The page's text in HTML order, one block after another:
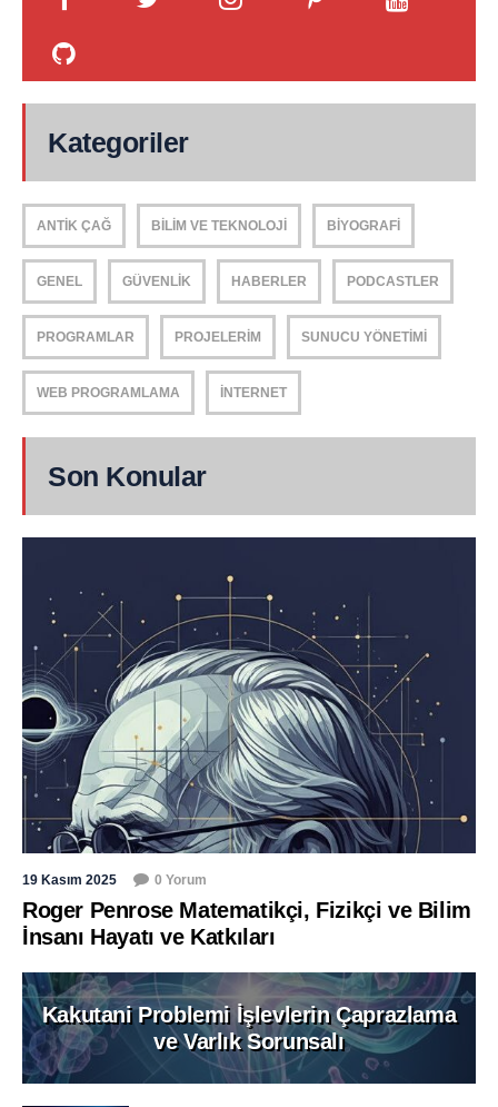
Kategoriler
ANTIK ÇAĞ BILIM VE TEKNOLOJI BIYOGRAFI
GENEL GÜVENLIK HABERLER PODCASTLER
PROGRAMLAR PROJELERIM SUNUCU YÖNETIMI
WEB PROGRAMLAMA İNTERNET
Son Konular
19 Kasım 2025 0 Yorum
Roger Penrose Matematikçi, Fizikçi ve Bilim
İnsanı Hayatı ve Katkıları
Kakutani Problemi İşlevlerin Çaprazlama
ve Varlık Sorunsalı